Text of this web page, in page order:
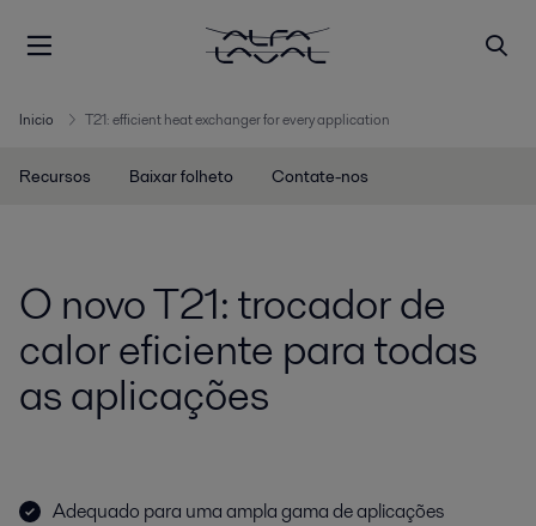
Inicio T21: efficient heat exchanger for every application
Recursos Baixar folheto Contate-nos
O novo T21: trocador de
calor eficiente para todas
as aplicações
Adequado para uma ampla gama de aplicações